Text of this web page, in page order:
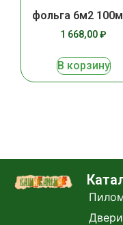
фольга 6м2
1 668,00₽
В корзину